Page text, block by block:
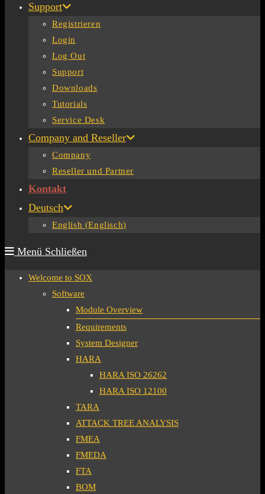
Support
Registrieren
Login
Log Out
Support
Downloads
Tutorials
Service Desk
Company and Reseller
Company
Reseller und Partner
Kontakt
Deutsch
English (Englisch)
Menü Schließen
Welcome to SOX
Software
Module Overview
Requirements
System Designer
HARA
HARA ISO 26262
HARA ISO 12100
TARA
ATTACK TREE ANALYSIS
FMEA
FMEDA
FTA
BOM